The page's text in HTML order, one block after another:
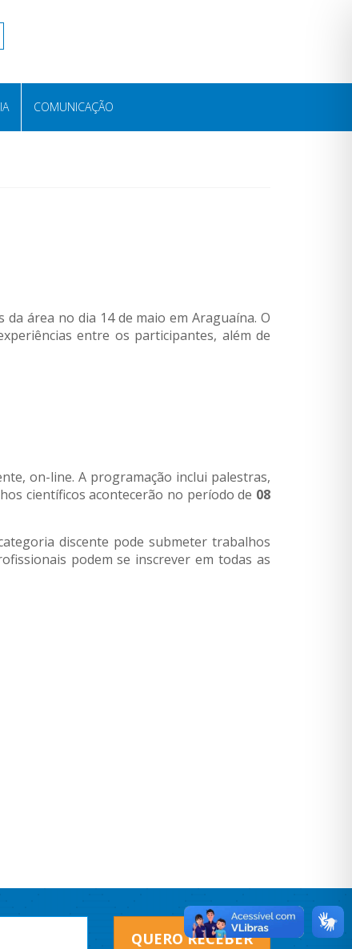
COMUNICAÇÃO
área no dia 14 de maio em Araguaína. O
entre os participantes, além de
on-line. A programação inclui palestras,
científicos acontecerão no período de 08
discente pode submeter trabalhos
podem se inscrever em todas as
QUERO RECEBER